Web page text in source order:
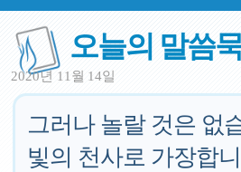
오늘의 말씀
2020년 11월 14일
그러나 놀랄 것은 없
빛의 천사로 가장합